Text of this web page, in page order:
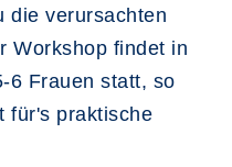
die verursachten
Workshop findet in
6 Frauen statt, so
für's praktische